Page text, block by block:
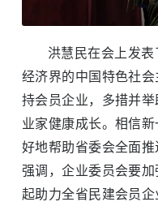
洪慧民在会上发
经济界的中国特色社
持会员企业，多措并
业家健康成长。相信
好地帮助省委会全面
强调，企业委员会要
起助力全省民建会员企